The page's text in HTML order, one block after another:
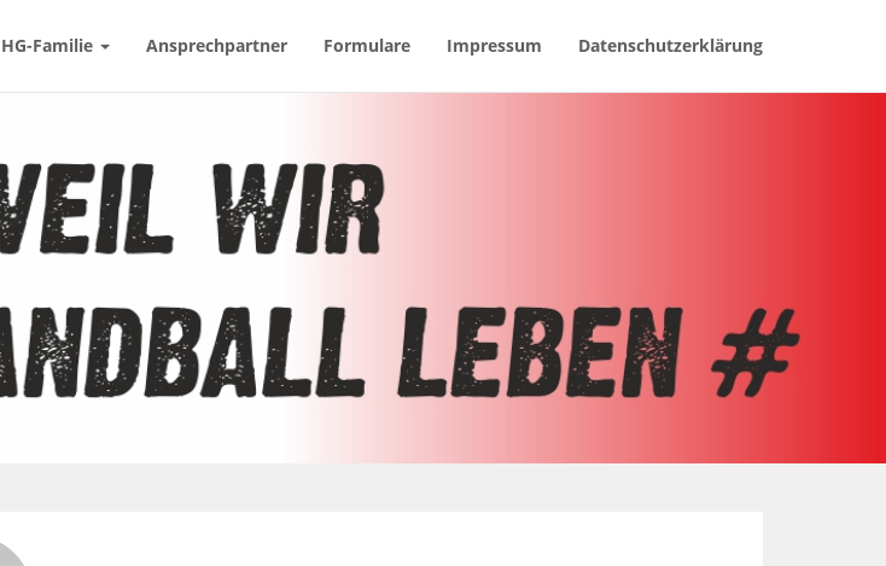
HG-Familie Ansprechpartner Formulare Impressum Datenschutzerklärung